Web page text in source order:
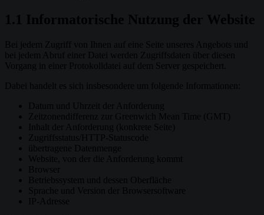
1.1 Informatorische Nutzung der Website
Bei jedem Zugriff von Ihnen auf eine Seite unseres Angebots und
bei jedem Abruf einer Datei werden Zugriffsdaten über diesen
Vorgang in einer Protokolldatei auf dem Server gespeichert.
Dabei handelt es sich insbesondere um folgende Informationen:
Datum und Uhrzeit der Anforderung
Zeitzonendifferenz zur Greenwich Mean Time (GMT)
Inhalt der Anforderung (konkrete Seite)
Zugriffsstatus/HTTP-Statuscode
übertragene Datenmenge
Website, von der die Anforderung kommt
Browser
Betriebssystem und dessen Oberfläche
Sprache und Version der Browsersoftware
IP-Adresse